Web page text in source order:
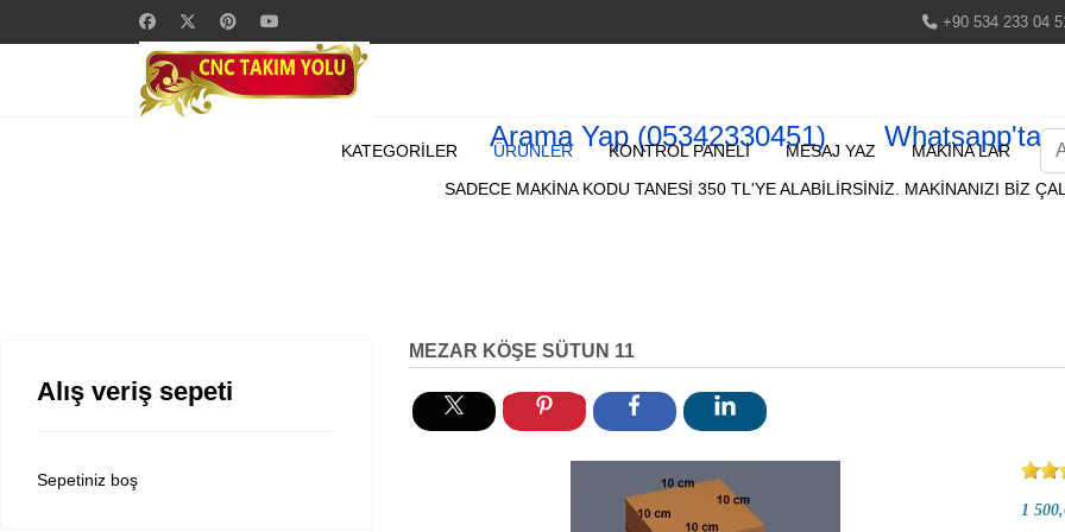
+90 534 233 04
KATEGORİLER ÜRÜNLER KONTROL PANELİ MESAJ YAZ MAKİNA LAR
Arama Yap (05342330451) Whatsapp'tan
SADECE MAKİNA KODU TANESİ 350 TL'YE ALABİLİRSİNİZ. MAKİNANIZI BİZ
Alış veriş sepeti
Sepetiniz boş
MEZAR KÖŞE SÜTUN 11
1